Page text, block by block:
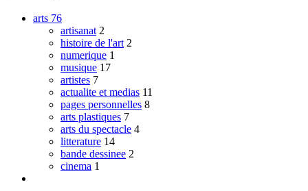
arts 76
artisanat 2
histoire de l'art 2
numerique 1
musique 17
artistes 7
actualite et medias 11
pages personnelles 8
arts plastiques 7
arts du spectacle 4
litterature 14
bande dessinee 2
cinema 1